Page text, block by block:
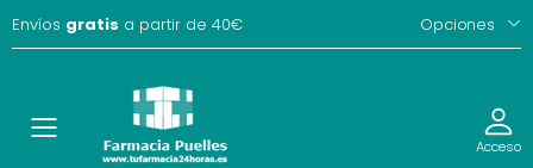
Envíos gratis a partir de 40€ Opciones
Toggle Acceso